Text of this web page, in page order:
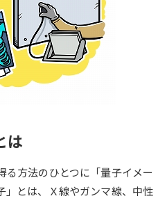
大学院の資料請求
大学入学共通テスト「受験案
は
る方法のひとつに「量子イメー
」とは、Ｘ線やガンマ線、中性